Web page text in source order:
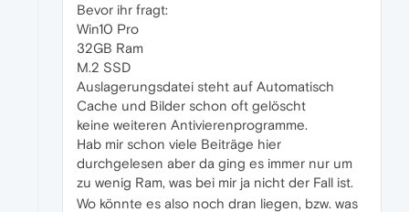
Bevor ihr fragt:
Win10 Pro
32GB Ram
M.2 SSD
Auslagerungsdatei steht auf Automatisch
Cache und Bilder schon oft gelöscht
keine weiteren Antivierenprogramme.
Hab mir schon viele Beiträge hier
durchgelesen aber da ging es immer nur um
zu wenig Ram, was bei mir ja nicht der Fall ist.
Wo könnte es also noch dran liegen, bzw. was